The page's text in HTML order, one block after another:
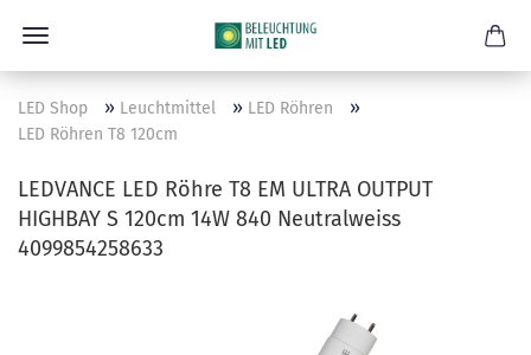
LED Shop » Leuchtmittel » LED Röhren »
LED Röhren T8 120cm
LEDVANCE LED Röhre T8 EM ULTRA OUTPUT
HIGHBAY S 120cm 14W 840 Neutralweiss
4099854258633